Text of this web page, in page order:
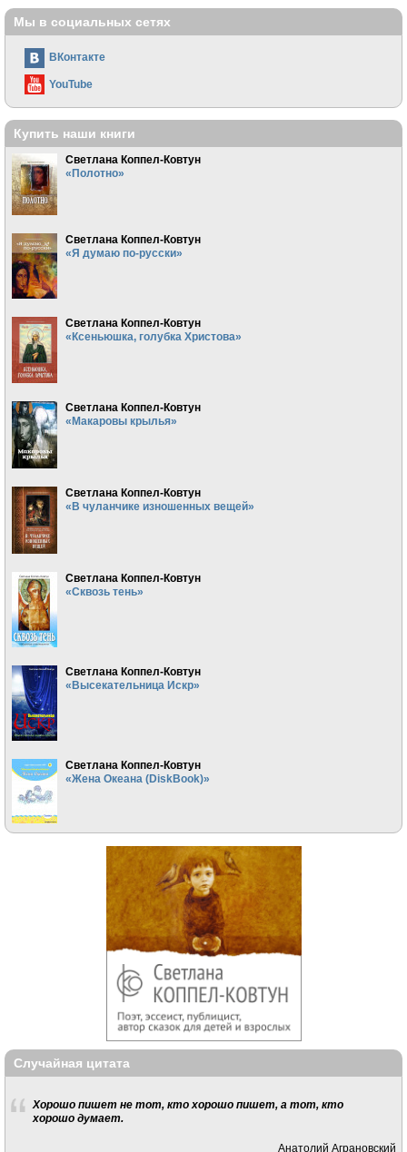
Мы в социальных сетях
ВКонтакте
YouTube
Купить наши книги
Светлана Коппел-Ковтун
«Полотно»
Светлана Коппел-Ковтун
«Я думаю по-русски»
Светлана Коппел-Ковтун
«Ксеньюшка, голубка Христова»
Светлана Коппел-Ковтун
«Макаровы крылья»
Светлана Коппел-Ковтун
«В чуланчике изношенных вещей»
Светлана Коппел-Ковтун
«Сквозь тень»
Светлана Коппел-Ковтун
«Высекательница Искр»
Светлана Коппел-Ковтун
«Жена Океана (DiskBook)»
Случайная цитата
Хорошо пишет не тот, кто хорошо пишет, а тот, кто
хорошо думает.
Анатолий Аграновский